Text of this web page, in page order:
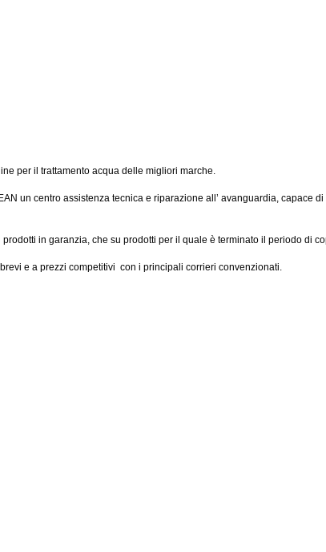
per il trattamento acqua delle migliori marche.
un centro assistenza tecnica e riparazione all’ avanguardia, capace
in garanzia, che su prodotti per il quale è terminato il periodo di
e a prezzi competitivi con i principali corrieri convenzionati.